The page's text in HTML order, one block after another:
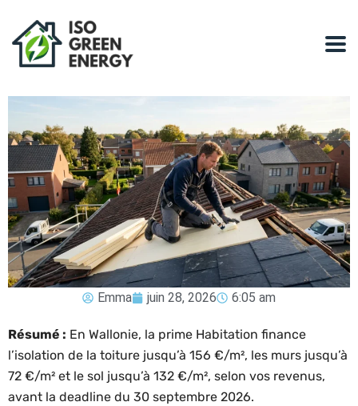
Emma juin 28, 2026 6:05 am
Résumé : En Wallonie, la prime Habitation finance
l’isolation de la toiture jusqu’à 156 €/m², les murs jusqu’à
72 €/m² et le sol jusqu’à 132 €/m², selon vos revenus,
avant la deadline du 30 septembre 2026.